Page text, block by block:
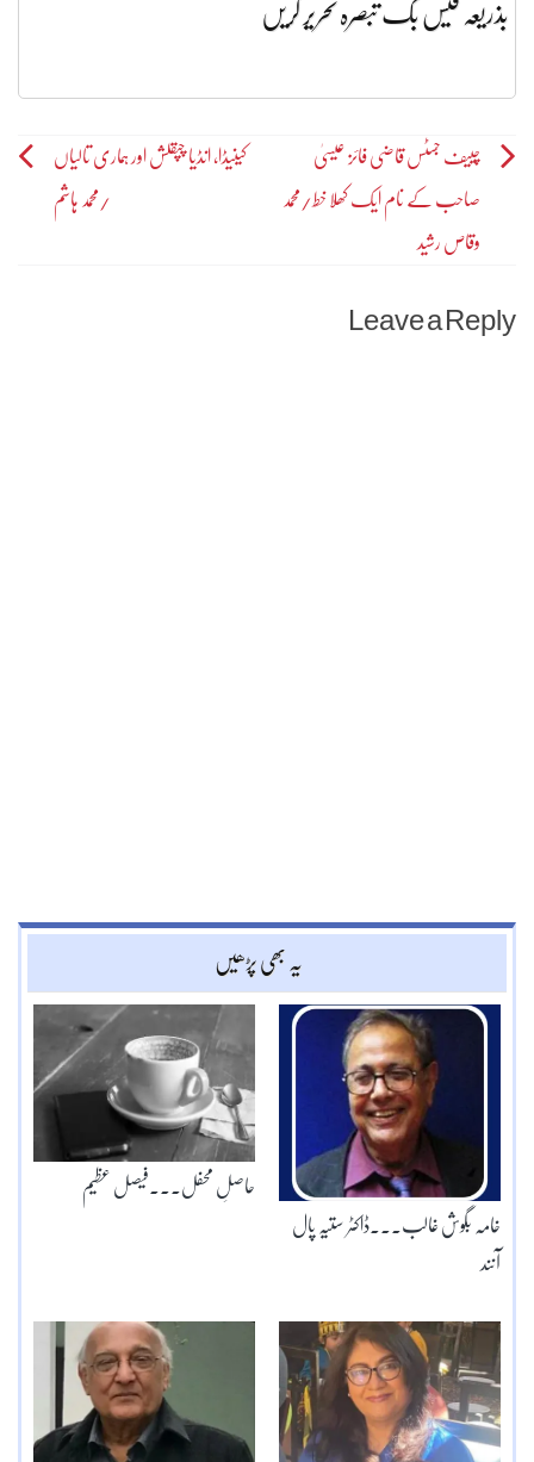
بذریعہ فیس بک تبصرہ تحریر کریں
Post
navigation
چییف جسٹس قاضی فائز عیسیٰ
صاحب کے نام ایک کھلا خط/محمد
وقاص رشید
کینیڈا، انڈیا چپقلش اور ہماری تالیاں
/محمد ہاشم
Leave a Reply
یہ بھی پڑھیں
حاصلِ محفل۔۔۔فیصل عظیم
خامہ بگوش غالب۔۔۔ڈاکٹر ستیہ پال
آنند